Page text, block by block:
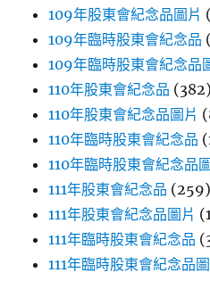
109年股東會紀念品圖片
109年臨時股東會紀念品
109年臨時股東會紀念品
110年股東會紀念品 (382)
110年股東會紀念品圖片
110年臨時股東會紀念品
110年臨時股東會紀念品
111年股東會紀念品 (259)
111年股東會紀念品圖片
111年臨時股東會紀念品
111年臨時股東會紀念品